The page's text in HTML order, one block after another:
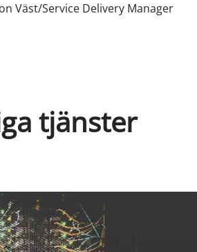
Väst/Service Delivery Manager
tjänster